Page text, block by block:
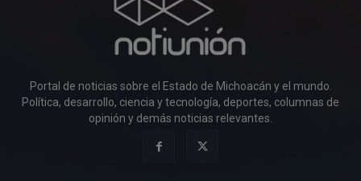
Portal de noticias sobre el Estado de Michoacán y el mundo.
Política, desarrollo, ciencia y tecnología, deportes, columnas de
opinión y demás noticias relevantes.